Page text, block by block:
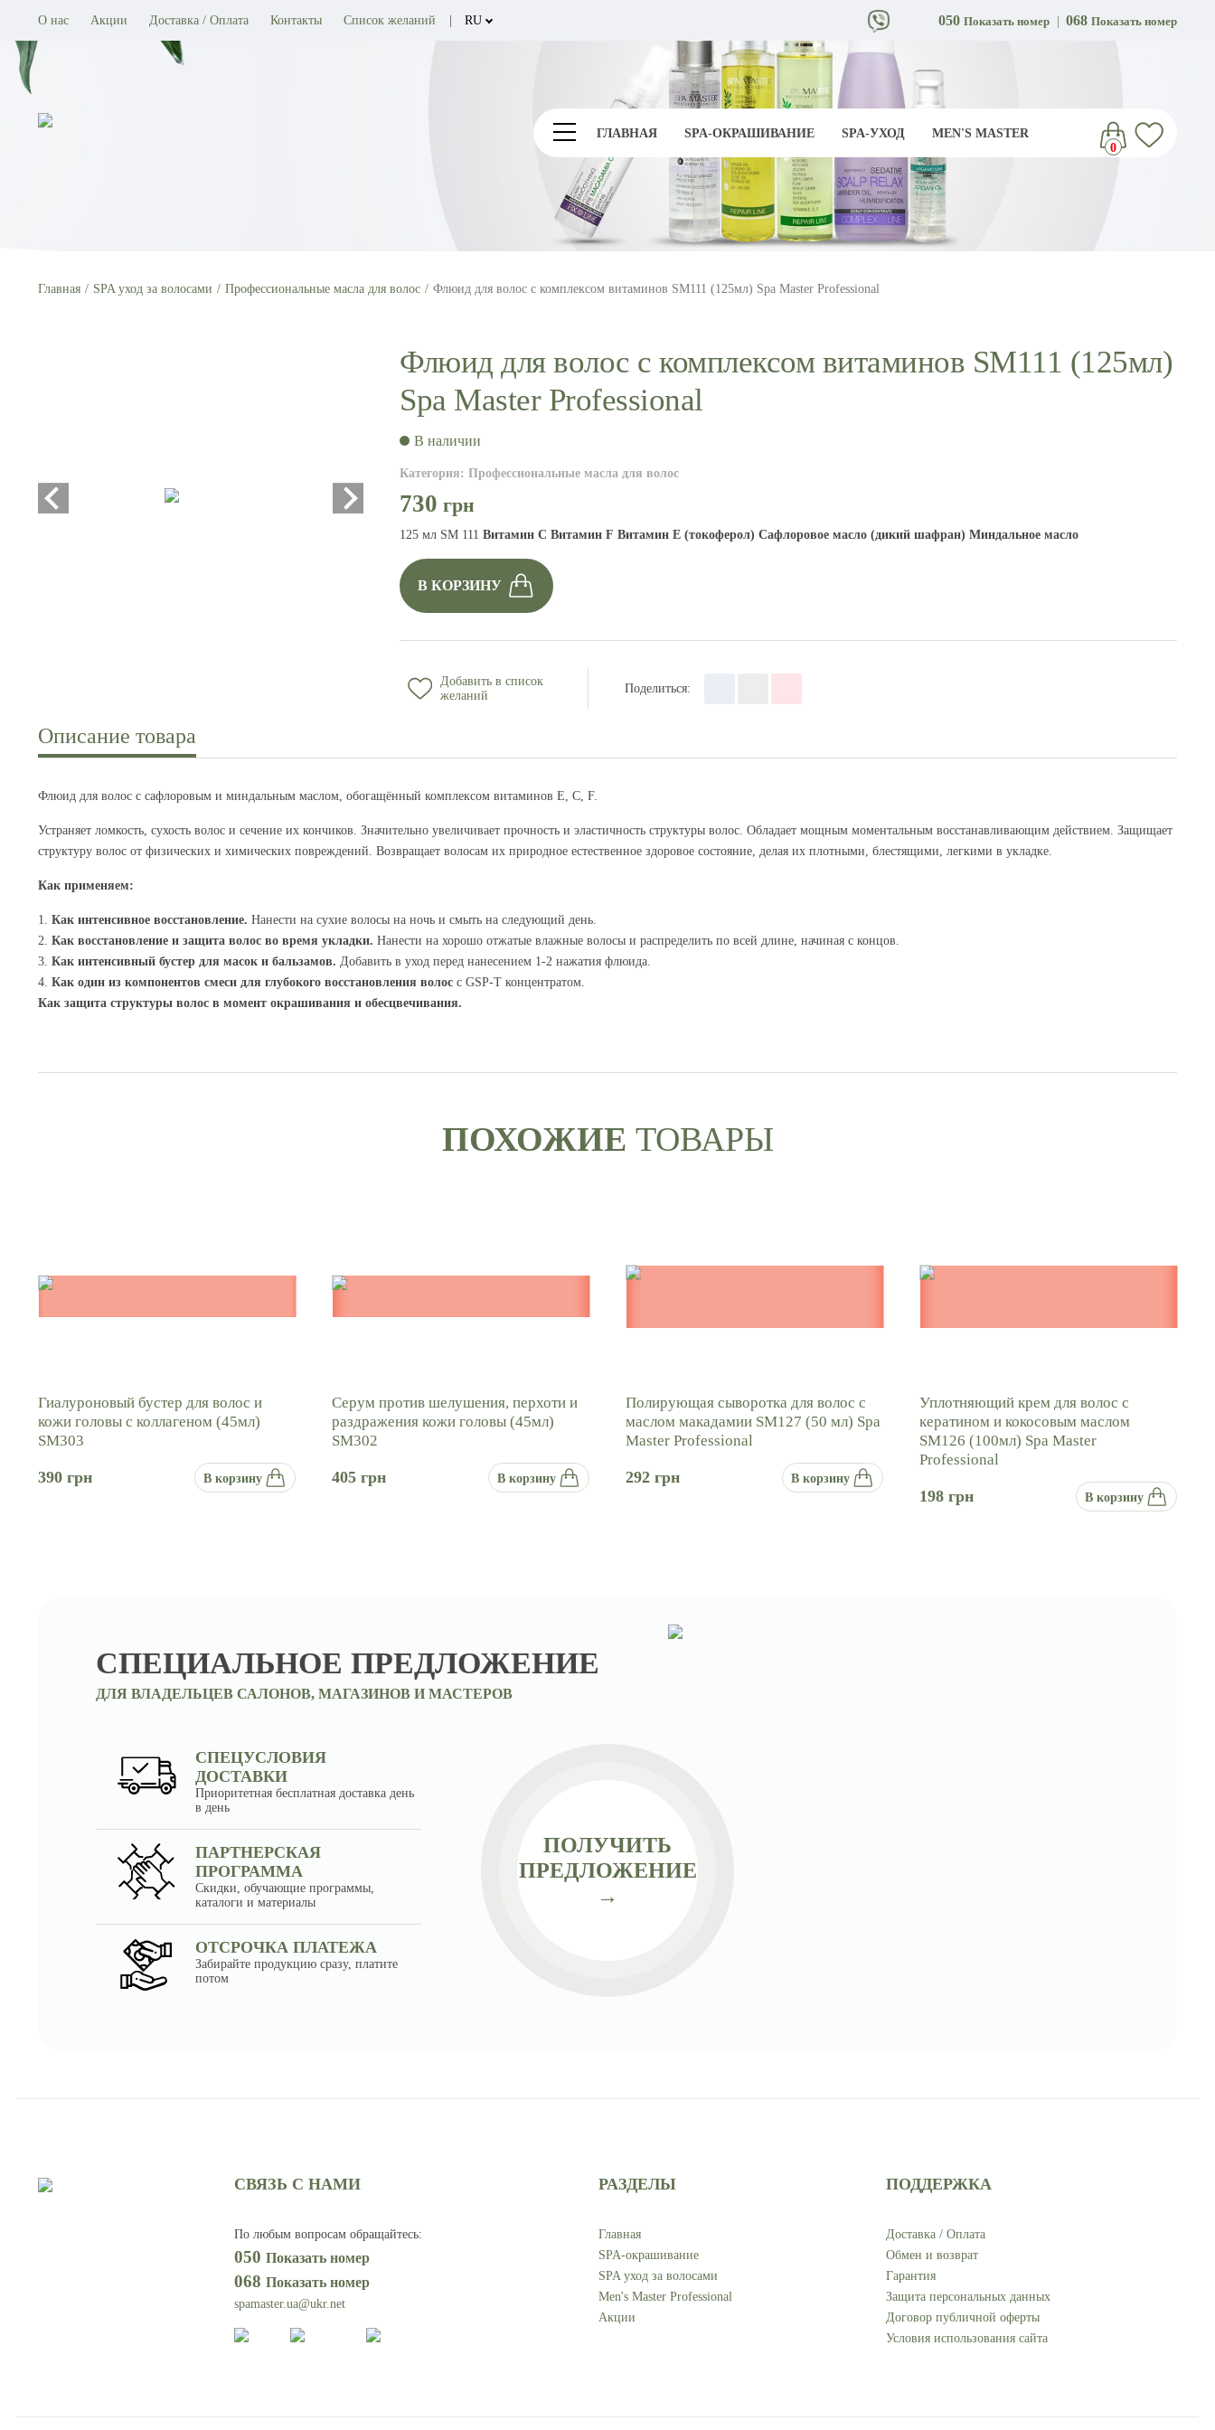
О нас Акции Доставка / Оплата Контакты Список желаний RU 050 Показать номер 068 Показать номер
ГЛАВНАЯ SPA-ОКРАШИВАНИЕ SPA-УХОД
MEN'S MASTER
0
Главная SPA уход за волосами Профессиональные масла для волос Флюид для волос с комплексом витаминов SM111 (125мл) Spa Master Professional
Флюид для волос с комплексом витаминов SM111 (125мл)
Spa Master Professional
В наличии
Категория: Профессиональные масла для волос
730 грн
125 мл SM 111 Витамин С Витамин F Витамин Е (токоферол) Сафлоровое масло (дикий шафран) Миндальное масло
В КОРЗИНУ
Добавить в список
желаний
Поделиться:
Описание товара
Флюид для волос с сафлоровым и миндальным маслом, обогащённый комплексом витаминов E, C, F.
Устраняет ломкость, сухость волос и сечение их кончиков. Значительно увеличивает прочность и эластичность структуры волос. Обладает мощным моментальным восстанавливающим действием. Защищает
структуру волос от физических и химических повреждений. Возвращает волосам их природное естественное здоровое состояние, делая их плотными, блестящими, легкими в укладке.
Как применяем:
Как интенсивное восстановление. Нанести на сухие волосы на ночь и смыть на следующий день.
Как восстановление и защита волос во время укладки. Нанести на хорошо отжатые влажные волосы и распределить по всей длине, начиная с концов.
Как интенсивный бустер для масок и бальзамов. Добавить в уход перед нанесением 1-2 нажатия флюида.
Как один из компонентов смеси для глубокого восстановления волос с GSP-T концентратом.
Как защита структуры волос в момент окрашивания и обесцвечивания.
ПОХОЖИЕ ТОВАРЫ
Гиалуроновый бустер для волос и
кожи головы с коллагеном (45мл)
SM303
390 грн В корзину
Серум против шелушения, перхоти и
раздражения кожи головы (45мл)
SM302
405 грн В корзину
Полирующая сыворотка для волос с
маслом макадамии SM127 (50 мл) Spa
Master Professional
292 грн В корзину
Уплотняющий крем для волос с
кератином и кокосовым маслом
SM126 (100мл) Spa Master
Professional
198 грн В корзину
СПЕЦИАЛЬНОЕ ПРЕДЛОЖЕНИЕ
ДЛЯ ВЛАДЕЛЬЦЕВ САЛОНОВ, МАГАЗИНОВ И МАСТЕРОВ
СПЕЦУСЛОВИЯ
ДОСТАВКИ
Приоритетная бесплатная доставка день
в день
ПАРТНЕРСКАЯ
ПРОГРАММА
Скидки, обучающие программы,
каталоги и материалы
ОТСРОЧКА ПЛАТЕЖА
Забирайте продукцию сразу, платите
потом
ПОЛУЧИТЬ
ПРЕДЛОЖЕНИЕ
→
СВЯЗЬ С НАМИ
По любым вопросам обращайтесь:
050 Показать номер
068 Показать номер
spamaster.ua@ukr.net
РАЗДЕЛЫ
Главная
SPA-окрашивание
SPA уход за волосами
Men's Master Professional
Акции
ПОДДЕРЖКА
Доставка / Оплата
Обмен и возврат
Гарантия
Защита персональных данных
Договор публичной оферты
Условия использования сайта